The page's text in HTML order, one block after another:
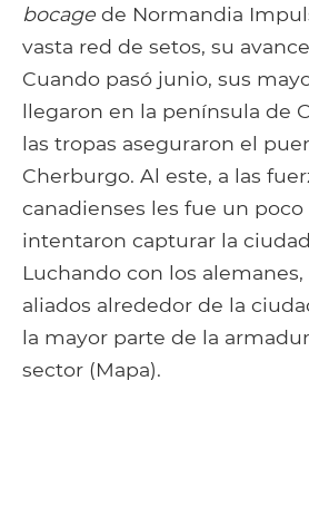
bocage de Normandia
vasta red de setos, su
Cuando pasó junio, sus
llegaron en la península de
las tropas aseguraron el
Cherburgo. Al este, a las
canadienses les fue un
intentaron capturar la
Luchando con los alemanes,
aliados alrededor de la
la mayor parte de la
sector (Mapa).